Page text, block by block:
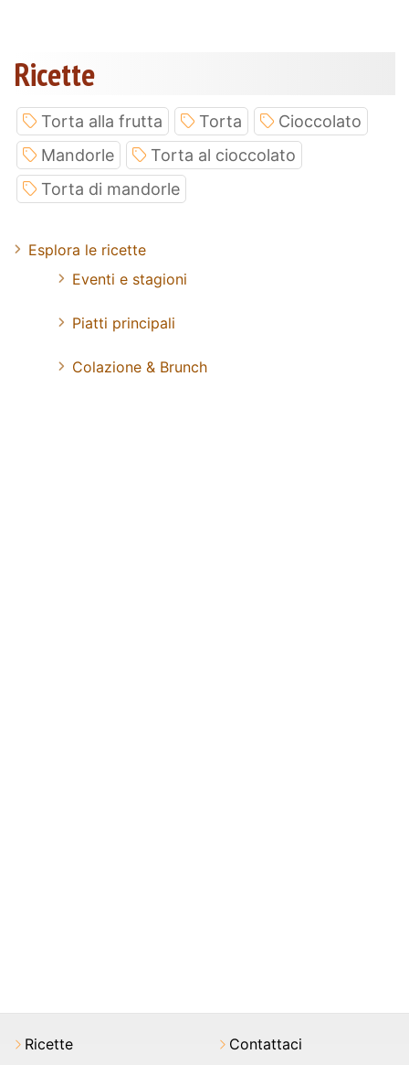
Ricette
Torta alla frutta Torta
Cioccolato
Mandorle
Torta al cioccolato
Torta di mandorle
Esplora le ricette
Eventi e stagioni
Piatti principali
Colazione & Brunch
Ricette Contattaci